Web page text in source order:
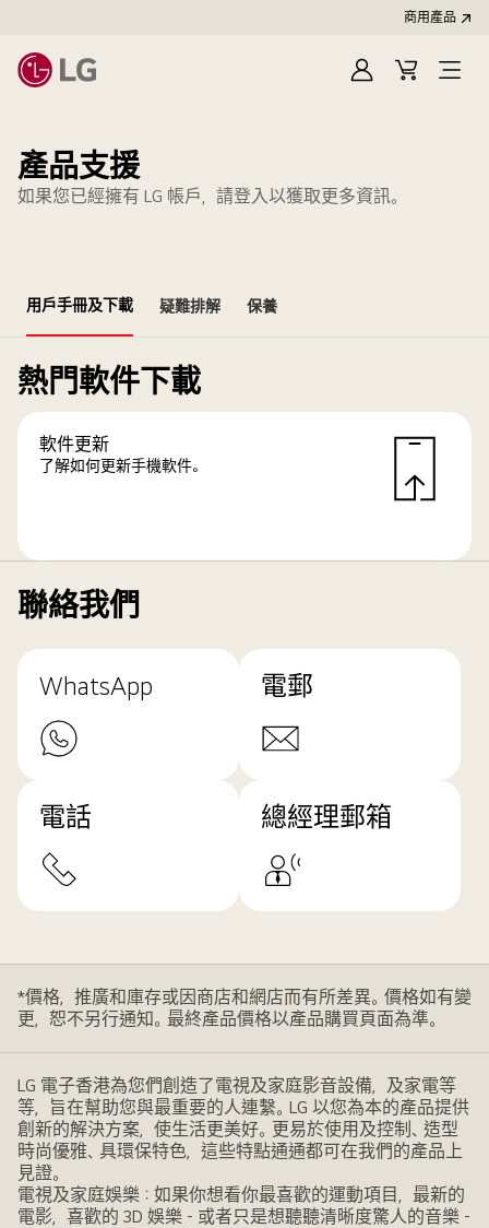
商用產品
登
購
產品支援
如果您已經擁有 LG 帳戶，請登入以獲取更多資訊。
用戶手冊及下載 疑難排解 保養
熱門軟件下載
軟件更新
了解如何更新手機軟件。
聯絡我們
WhatsApp 電郵
電話 總經理郵箱
*價格，推廣和庫存或因商店和網店而有所差異。價格如有變
更，恕不另行通知。最終產品價格以產品購買頁面為準。
LG 電子香港為您們創造了電視及家庭影音設備，及家電等
等，旨在幫助您與最重要的人連繫。LG 以您為本的產品提供
創新的解決方案，使生活更美好。更易於使用及控制、造型
時尚優雅、具環保特色，這些特點通通都可在我們的產品上
見證。
電視及家庭娛樂：如果你想看你最喜歡的運動項目，最新的
電影，喜歡的 3D 娛樂 - 或者只是想聽聽清晰度驚人的音樂 -